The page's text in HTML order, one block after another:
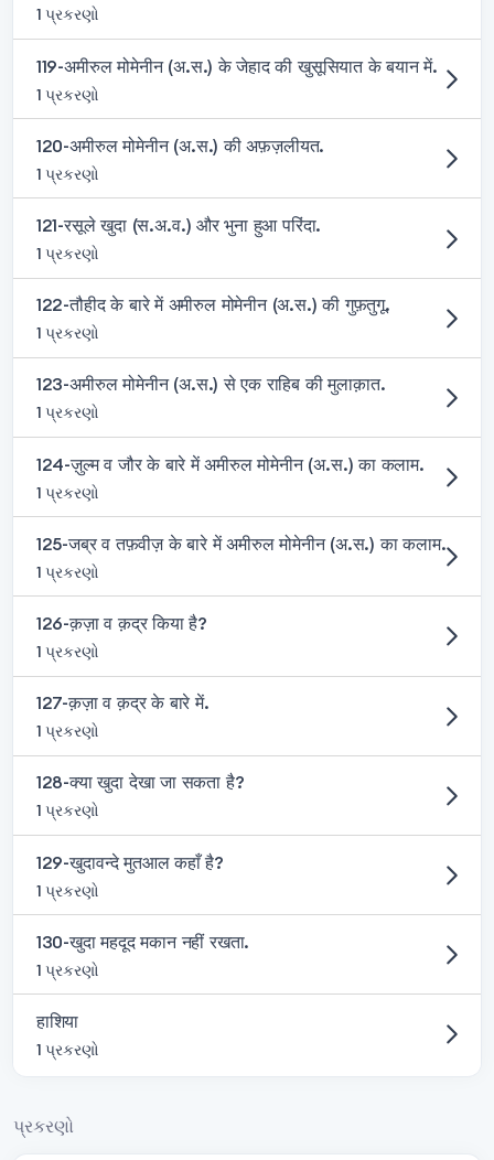
1 પ્રકરણો
119-अमीरुल मोमेनीन (अ.स.) के जेहाद की खुसूसियात के बयान में.
1 પ્રકરણો
120-अमीरुल मोमेनीन (अ.स.) की अफ़ज़लीयत.
1 પ્રકરણો
121-रसूले खुदा (स.अ.व.) और भुना हुआ परिंदा.
1 પ્રકરણો
122-तौहीद के बारे में अमीरुल मोमेनीन (अ.स.) की गुफ़तुगू.
1 પ્રકરણો
123-अमीरुल मोमेनीन (अ.स.) से एक राहिब की मुलाक़ात.
1 પ્રકરણો
124-ज़ुल्म व जौर के बारे में अमीरुल मोमेनीन (अ.स.) का कलाम.
1 પ્રકરણો
125-जब्र व तफ़वीज़ के बारे में अमीरुल मोमेनीन (अ.स.) का कलाम.
1 પ્રકરણો
126-क़ज़ा व क़द्र किया है?
1 પ્રકરણો
127-क़ज़ा व क़द्र के बारे में.
1 પ્રકરણો
128-क्या खुदा देखा जा सकता है?
1 પ્રકરણો
129-खुदावन्दे मुतआल कहाँ है?
1 પ્રકરણો
130-खुदा महदूद मकान नहीं रखता.
1 પ્રકરણો
हाशिया
1 પ્રકરણો
પ્રકરણો